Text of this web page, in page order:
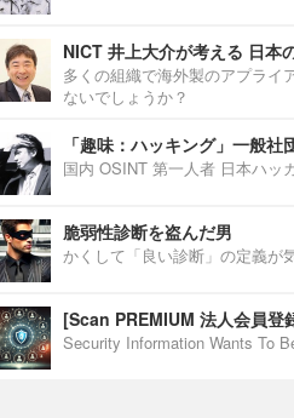
NICT 井上大介が考える 日本
多くの組織で海外製のアプライ
ないでしょうか？
「趣味：ハッキング」一般
国内 OSINT 第一人者 日本ハッ
脆弱性診断を盗んだ男
かくして「良い診断」の定義が
[Scan PREMIUM 法人会員登
Security Information Wants To